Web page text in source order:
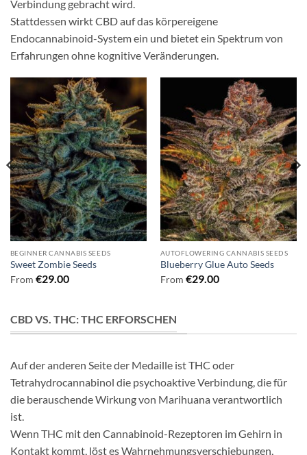
Verbindung gebracht wird.
Stattdessen wirkt CBD auf das körpereigene
Endocannabinoid-System ein und bietet ein Spektrum von
Erfahrungen ohne kognitive Veränderungen.
BEGINNER CANNABIS SEEDS
Sweet Zombie Seeds
From €29.00
AUTOFLOWERING CANNABIS SEEDS
Blueberry Glue Auto Seeds
From €29.00
CBD VS. THC: THC ERFORSCHEN
Auf der anderen Seite der Medaille ist THC oder
Tetrahydrocannabinol die psychoaktive Verbindung, die für
die berauschende Wirkung von Marihuana verantwortlich
ist.
Wenn THC mit den Cannabinoid-Rezeptoren im Gehirn in
Kontakt kommt, löst es Wahrnehmungsverschiebungen,